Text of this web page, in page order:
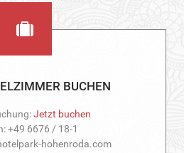
BUCHEN
Jetzt buchen
+49 6676 / 18-1
hohenroda.com